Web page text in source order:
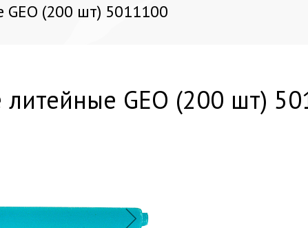
(200 шт) 5011100
литейные GEO (200 шт)